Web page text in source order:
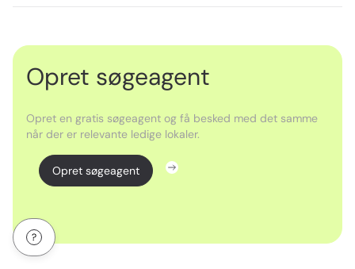
Opret søgeagent
Opret en gratis søgeagent og få besked med det samme
når der er relevante ledige lokaler.
Opret søgeagent